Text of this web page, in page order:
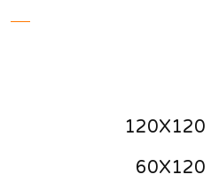
120X120
60X120